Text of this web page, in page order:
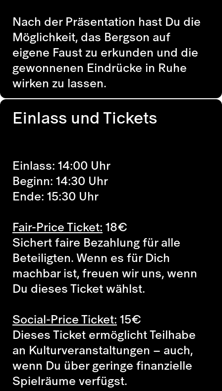
Nach der Präsentation hast Du die
Möglichkeit, das Bergson auf
eigene Faust zu erkunden und die
gewonnenen Eindrücke in Ruhe
wirken zu lassen.
Einlass und Tickets
Einlass: 14:00 Uhr
Beginn: 14:30 Uhr
Ende: 15:30 Uhr
Fair-Price Ticket:18€
Sichert faire Bezahlung für alle
Beteiligten. Wenn es für Dich
machbar ist, freuen wir uns, wenn
Du dieses Ticket wählst.
Social-Price Ticket:15€
Dieses Ticket ermöglicht Teilhabe
an Kulturveranstaltungen – auch,
wenn Du über geringe finanzielle
Spielräume verfügst.